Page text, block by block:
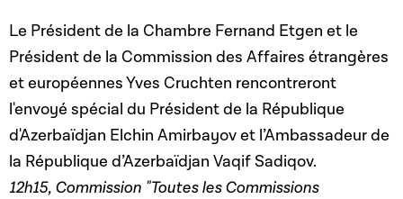
Le Président de la Chambre Fernand Etgen et le
Président de la Commission des Affaires étrangères
et européennes Yves Cruchten rencontreront
l'envoyé spécial du Président de la République
d'Azerbaïdjan Elchin Amirbayov et l’Ambassadeur de
la République d’Azerbaïdjan Vaqif Sadiqov.
12h15, Commission "Toutes les Commissions